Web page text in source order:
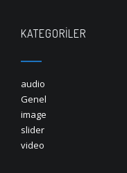
KATEGORILER
audio
Genel
image
slider
video